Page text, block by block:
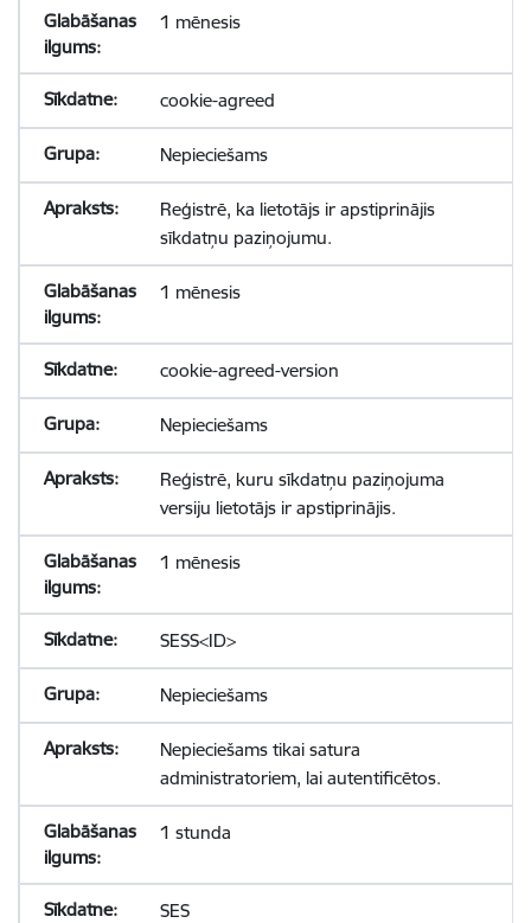
1 mēnesis
cookie-agreed
Nepieciešams
Reģistrē, ka lietotājs ir apstiprinājis
sīkdatņu paziņojumu.
1 mēnesis
cookie-agreed-version
Nepieciešams
Reģistrē, kuru sīkdatņu paziņojuma
versiju lietotājs ir apstiprinājis.
1 mēnesis
SESS<ID>
Nepieciešams
Nepieciešams tikai satura
administratoriem, lai autentificētos.
1 stunda
SES